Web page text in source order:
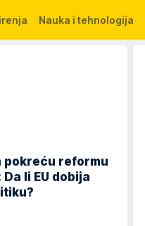
Nauka i tehnologija
pokreću reformu
li EU dobija